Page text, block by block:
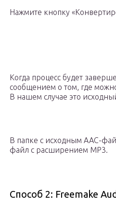
Нажмите кнопку
Когда процесс будет
сообщением о том, где
В нашем случае это
В папке с исходным AAC-
файл с расширением MP3.
Способ 2: Freemake